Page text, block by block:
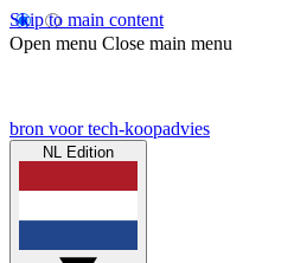
Skip to main content
Open menu Close main menu
bron voor tech-koopadvies
NL Edition